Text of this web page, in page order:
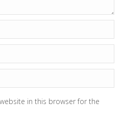
in this browser for the